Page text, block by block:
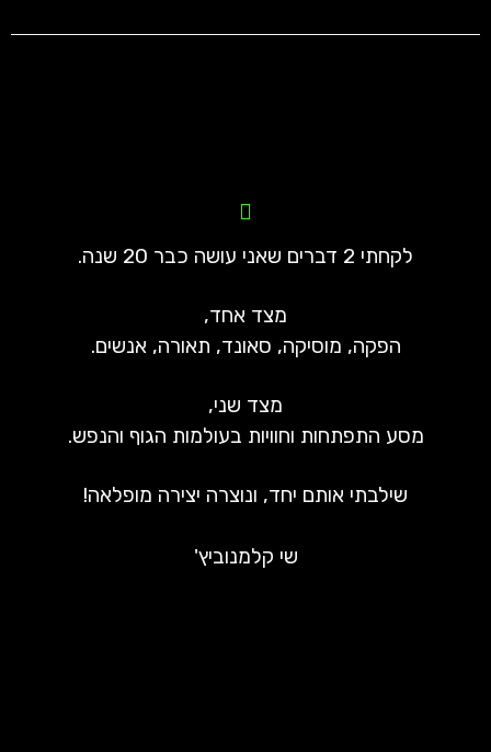
לקחתי 2 דברים שאני עושה כבר 20 שנה.
מצד אחד,
הפקה, מוסיקה, סאונד, תאורה, אנשים.
מצד שני,
מסע התפתחות וחוויות בעולמות הגוף והנפש.
שילבתי אותם יחד, ונוצרה יצירה מופלאה!
שי קלמנוביץ'